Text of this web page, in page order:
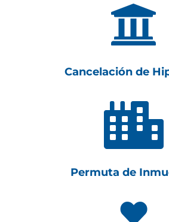

Cancelación de

Permuta de